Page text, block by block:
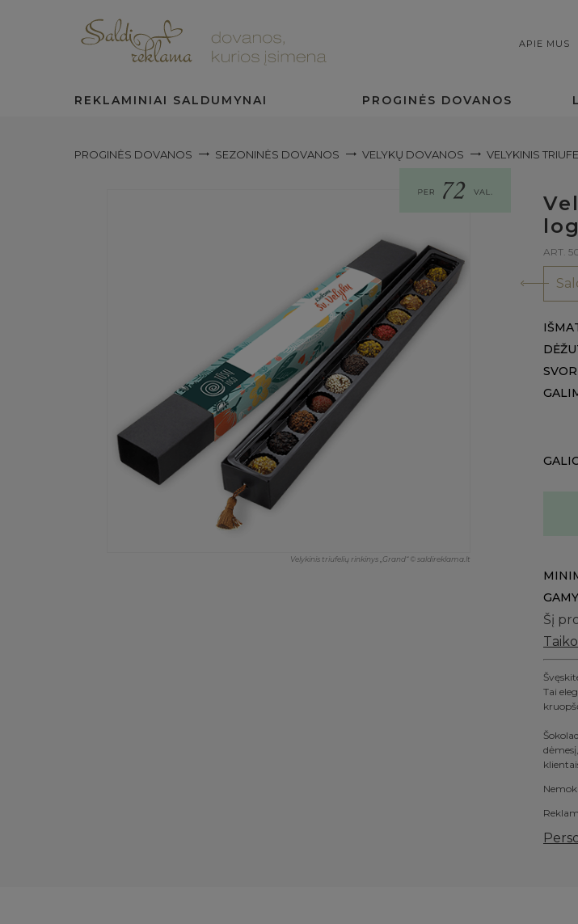
APIE MUS
REKLAMINIAI SALDUMYNAI PROGINĖS DOVANOS
PROGINĖS DOVANOS SEZONINĖS DOVANOS VELYKŲ DOVANOS VELYKINIS
Velykinis triufelių rinkinys „Grand“ © saldireklama.lt
ART.
Šį
Tai